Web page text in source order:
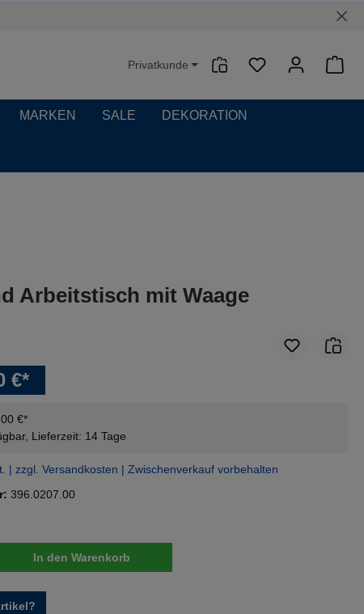
Privatkunde
MARKEN SALE DEKORATION
Arbeitstisch mit Waage
€*
€*
Lieferzeit: 14 Tage
| zzgl. Versandkosten | Zwischenverkauf vorbehalten
396.0207.00
Gib den gewünschten Wert ein
In den Warenkorb